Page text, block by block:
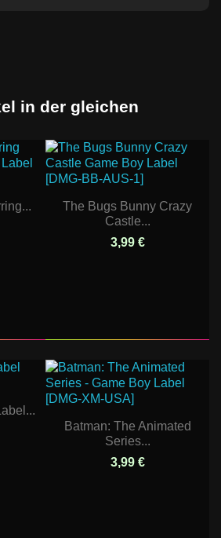
in der gleichen
The Bugs Bunny Crazy
Castle...
3,99 €
Batman: The Animated
Series...
3,99 €